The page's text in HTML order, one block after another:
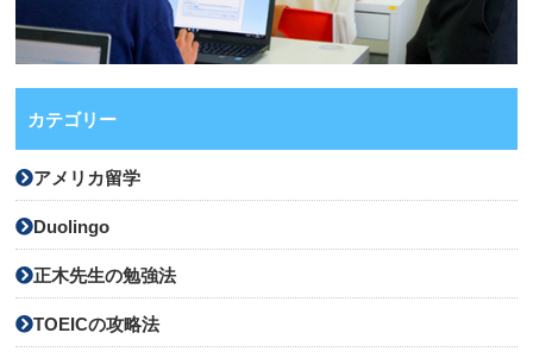
カテゴリー
アメリカ留学
Duolingo
正木先生の勉強法
TOEICの攻略法